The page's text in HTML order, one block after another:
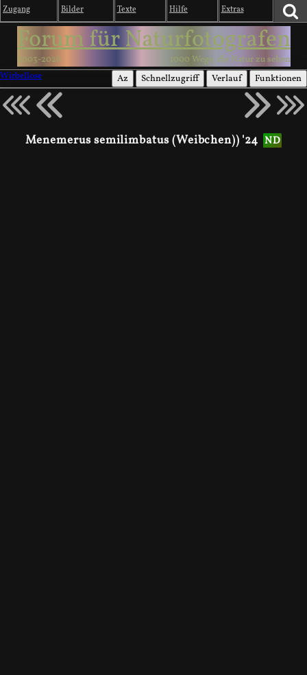
Zugang Bilder Texte Hilfe Extras
Forum für Naturfotografen
2003-2026
1000 Wege, die Natur zu sehen
Wirbellose
Az Schnellzugriff Verlauf Funktionen
Menemerus semilimbatus (Weibchen)) '24